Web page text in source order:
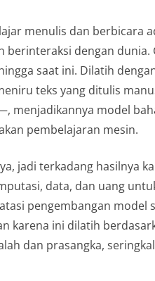
menulis dan berbicara
dengan dunia.
saat ini. Dilatih
teks yang ditulis
menjadikannya model
pembelajaran mesin.
jadi terkadang hasilnya
data, dan uang
pengembangan model
karena ini dilatih
dan prasangka,